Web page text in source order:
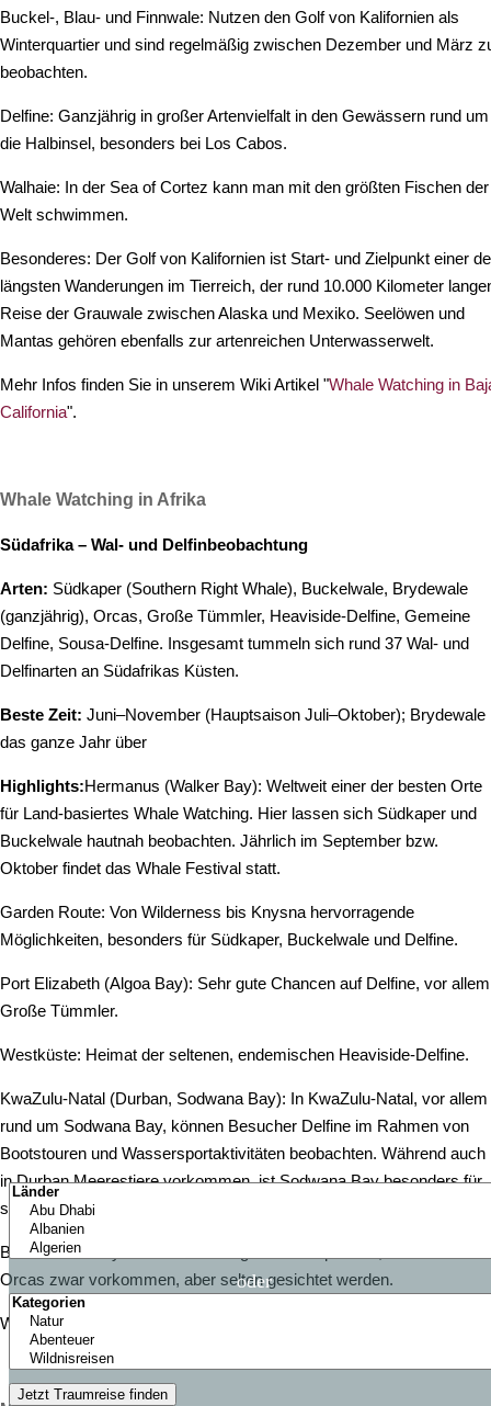
oder
Buckel-, Blau- und Finnwale: Nutzen den Golf von Kalifornien als
Winterquartier und sind regelmäßig zwischen Dezember und März
beobachten.
Delfine: Ganzjährig in großer Artenvielfalt in den Gewässern rund um
die Halbinsel, besonders bei Los Cabos.
Walhaie: In der Sea of Cortez kann man mit den größten Fischen der
Welt schwimmen.
Besonderes: Der Golf von Kalifornien ist Start- und Zielpunkt einer
längsten Wanderungen im Tierreich, der rund 10.000 Kilometer
Reise der Grauwale zwischen Alaska und Mexiko. Seelöwen und
Mantas gehören ebenfalls zur artenreichen Unterwasserwelt.
Mehr Infos finden Sie in unserem Wiki Artikel "Whale Watching in
California".
Whale Watching in Afrika
Südafrika – Wal- und Delfinbeobachtung
Arten: Südkaper (Southern Right Whale), Buckelwale, Brydewale
(ganzjährig), Orcas, Große Tümmler, Heaviside-Delfine, Gemeine
Delfine, Sousa-Delfine. Insgesamt tummeln sich rund 37 Wal- und
Delfinarten an Südafrikas Küsten.
Beste Zeit: Juni–November (Hauptsaison Juli–Oktober); Brydewale
das ganze Jahr über
Highlights:Hermanus (Walker Bay): Weltweit einer der besten Orte
für Land-basiertes Whale Watching. Hier lassen sich Südkaper und
Buckelwale hautnah beobachten. Jährlich im September bzw.
Oktober findet das Whale Festival statt.
Garden Route: Von Wilderness bis Knysna hervorragende
Möglichkeiten, besonders für Südkaper, Buckelwale und Delfine.
Port Elizabeth (Algoa Bay): Sehr gute Chancen auf Delfine, vor allem
Große Tümmler.
Westküste: Heimat der seltenen, endemischen Heaviside-Delfine.
KwaZulu-Natal (Durban, Sodwana Bay): In KwaZulu-Natal, vor allem
rund um Sodwana Bay, können Besucher Delfine im Rahmen von
Bootstouren und Wassersportaktivitäten beobachten. Während auch
in Durban Meerestiere vorkommen, ist Sodwana Bay besonders für
seine Delfine, Korallenriffe und marine Artenvielfalt bekannt.
Besonderes: Brydewale sind das ganze Jahr präsent, während
Orcas zwar vorkommen, aber selten gesichtet werden.
Weitere Infos finden Sie im Wiki Artikel "